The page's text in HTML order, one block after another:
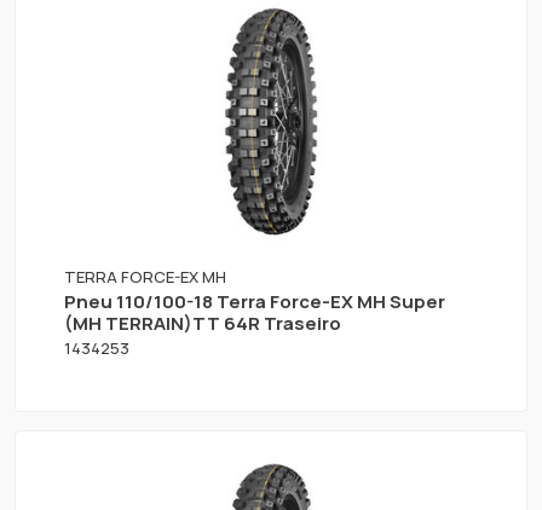
TERRA FORCE-EX MH
Pneu 110/100-18 Terra Force-EX MH Super
(MH TERRAIN)TT 64R Traseiro
1434253